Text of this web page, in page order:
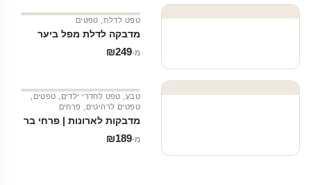
טפט לדלת טפטים
מדבקה לדלת מפל ביער
מ‑ ₪249
טבע טפט לחדרי ילדים טפטים
טפטים לרהיטים
פרחים
מדבקות לארונות | פרחי בר
מ‑ ₪189